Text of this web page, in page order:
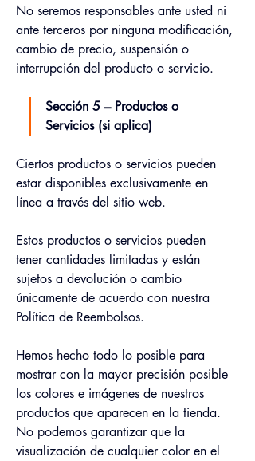
No seremos responsables ante usted ni
ante terceros por ninguna modificación,
cambio de precio, suspensión o
interrupción del producto o servicio.
Sección 5 – Productos o
Servicios (si aplica)
Ciertos productos o servicios pueden
estar disponibles exclusivamente en
línea a través del sitio web.
Estos productos o servicios pueden
tener cantidades limitadas y están
sujetos a devolución o cambio
únicamente de acuerdo con nuestra
Política de Reembolsos.
Hemos hecho todo lo posible para
mostrar con la mayor precisión posible
los colores e imágenes de nuestros
productos que aparecen en la tienda.
No podemos garantizar que la
visualización de cualquier color en el